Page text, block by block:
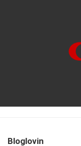
Bloglovin